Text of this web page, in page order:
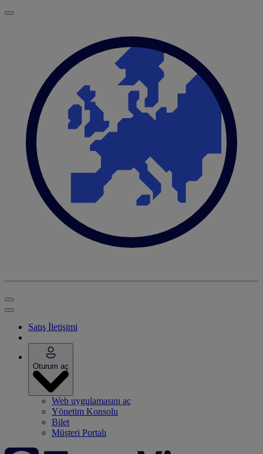
Satış İletişimi
Oturum aç
Web uygulamasını aç
Yönetim Konsolu
Bilet
Müşteri Portalı